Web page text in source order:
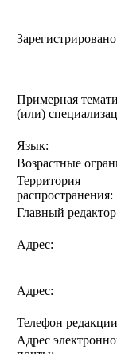
Примерная
(или)
Язык:
Возрастные
Территория
распространения:
Главный редактор
Адрес:
Адрес:
Телефон
Адрес